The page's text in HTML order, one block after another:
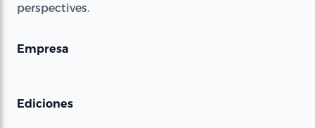
perspectives.
Empresa
Ediciones